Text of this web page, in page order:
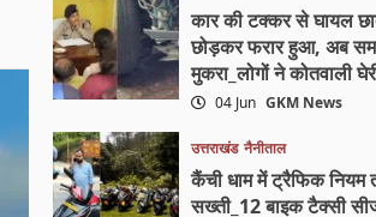
कार की टक्कर से घायल
छोड़कर फरार हुआ, अब
मुकरा_लोगों ने कोतवाली
04 Jun GKM News
उत्तराखंड नैनीताल
कैंची धाम में ट्रैफिक नियम
सख्ती_12 बाइक टैक्सी